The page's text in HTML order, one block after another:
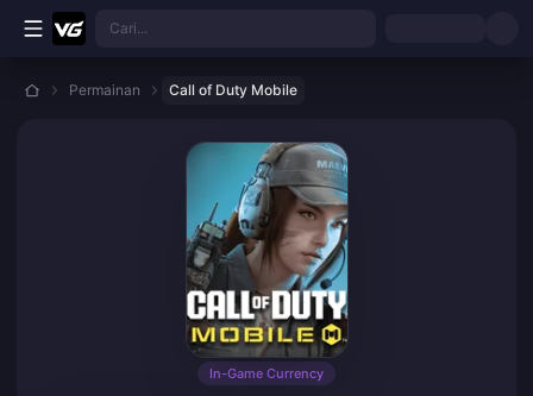
Langkau ke kandungan utama
Cari...
Permainan Call of Duty Mobile
In-Game Currency